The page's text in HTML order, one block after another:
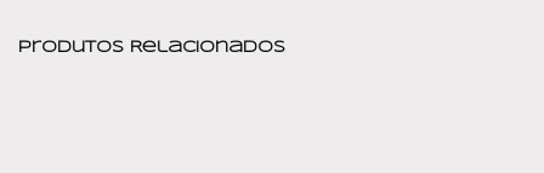
Produtos Relacionados